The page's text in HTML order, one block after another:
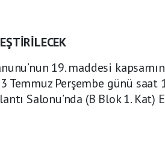
19. maddesi
Perşembe günü saat
Salonu’nda (B Blok 1. Kat)